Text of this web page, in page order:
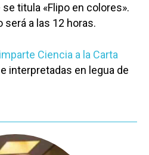
se titula «Flipo en colores».
será a las 12 horas.
Ciencia a la Carta
interpretadas en legua de